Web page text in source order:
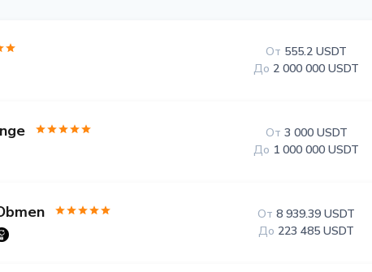
От 555.2 USDT
До 2 000 000 USDT
От 3 000 USDT
До 1 000 000 USDT
От 8 939.39 USDT
До 223 485 USDT